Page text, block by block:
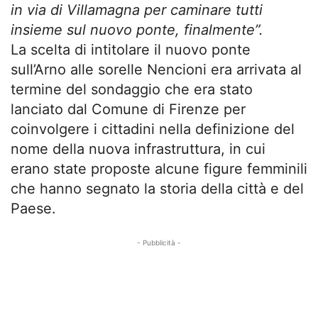
in via di Villamagna per caminare tutti
insieme sul nuovo ponte, finalmente”.
La scelta di intitolare il nuovo ponte
sull’Arno alle sorelle Nencioni era arrivata al
termine del sondaggio che era stato
lanciato dal Comune di Firenze per
coinvolgere i cittadini nella definizione del
nome della nuova infrastruttura, in cui
erano state proposte alcune figure femminili
che hanno segnato la storia della città e del
Paese.
- Pubblicità -